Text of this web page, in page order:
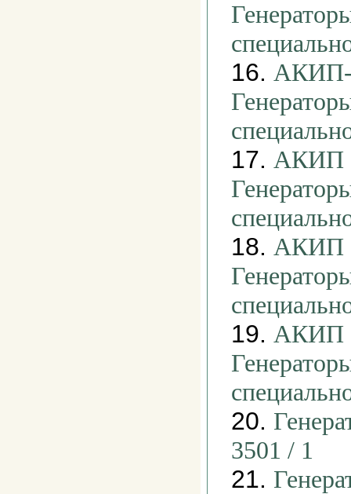
16. АКИП-
17. АКИП
18. АКИП
19. АКИП
20.
3501 / 1
21.